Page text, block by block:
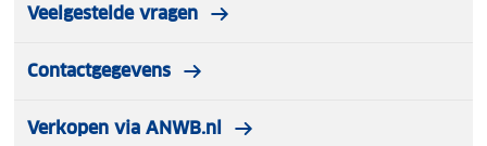
Veelgestelde vragen
Contactgegevens
Verkopen via ANWB.nl